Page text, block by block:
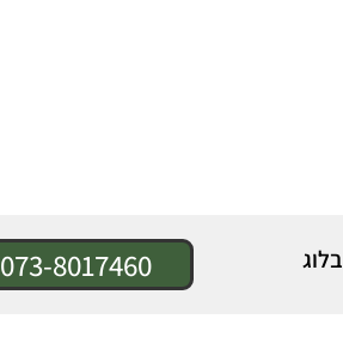
בלוג 073-8017460